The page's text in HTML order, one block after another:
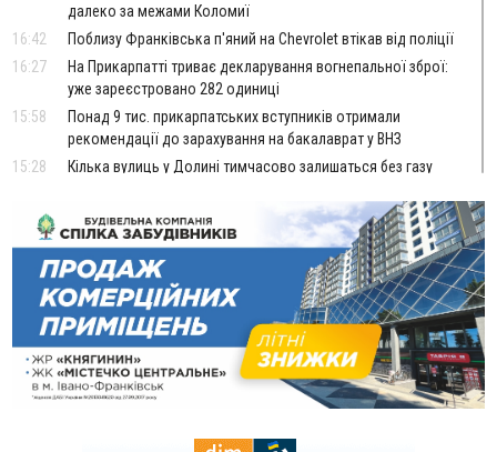
далеко за межами Коломиї
16:42
Поблизу Франківська п'яний на Chevrolet втікав від поліції
16:27
На Прикарпатті триває декларування вогнепальної зброї:
уже зареєстровано 282 одиниці
15:58
Понад 9 тис. прикарпатських вступників отримали
рекомендації до зарахування на бакалаврат у ВНЗ
15:28
Кілька вулиць у Долині тимчасово залишаться без газу
14:35
Не знає англійську на достатньому рівні. Франківець Лев
Кишакевич не зможе стати суддею Міжнародного
кримінального суду
14:14
У Ворохті проведуть Кубок ФЛСУ зі стрибків на лижах,
пам'яті оборонця Богдана Бухонка
13:30
ФОТО На Калущині розшукали чоловіка, який три дні
блукав у лісі
13:14
Боднар розповів про реакцію влади Польщі на атаки на
"Едельвейси" щемливо привітали рідну Коломию з